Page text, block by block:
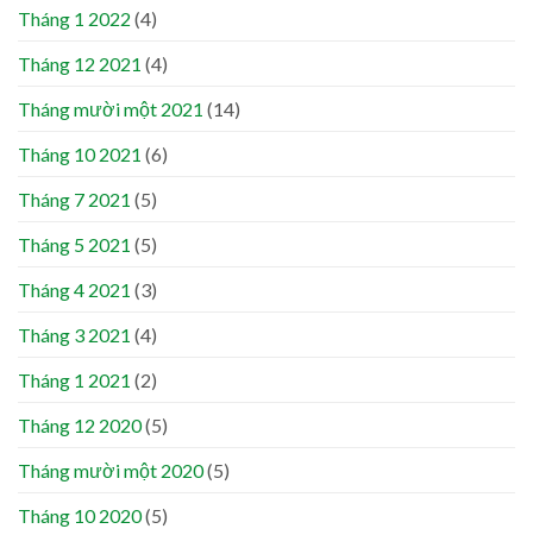
Tháng 1 2022 (4)
Tháng 12 2021 (4)
Tháng mười một 2021 (14)
Tháng 10 2021 (6)
Tháng 7 2021 (5)
Tháng 5 2021 (5)
Tháng 4 2021 (3)
Tháng 3 2021 (4)
Tháng 1 2021 (2)
Tháng 12 2020(5)
Tháng mười một 2020(5)
Tháng 10 2020(5)